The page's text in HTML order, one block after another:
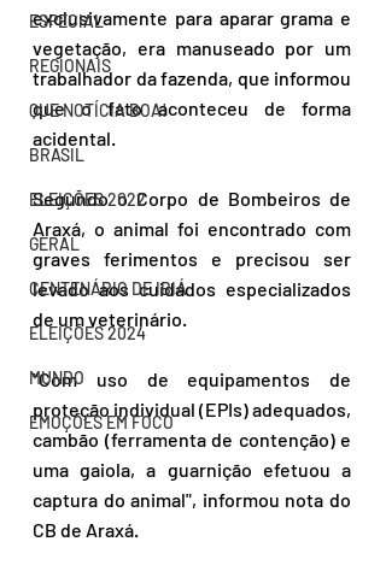
ESPECIAL
REGIONAIS
QUE NOTÍCIA BOA!
BRASIL
ELEIÇÕES 2022
GERAL
CENTENÁRIO DE IBIÁ
ELEIÇÕES 2024
MUNDO
EMOÇÕES EM FOCO
exclusivamente para aparar grama e
vegetação, era manuseado por um
trabalhador da fazenda, que informou
que o fato aconteceu de forma
acidental.
Segundo o Corpo de Bombeiros de
Araxá, o animal foi encontrado com
graves ferimentos e precisou ser
levado aos cuidados especializados
de um veterinário.
"Com uso de equipamentos de
proteção individual (EPIs) adequados,
cambão (ferramenta de contenção) e
uma gaiola, a guarnição efetuou a
captura do animal", informou nota do
CB de Araxá.